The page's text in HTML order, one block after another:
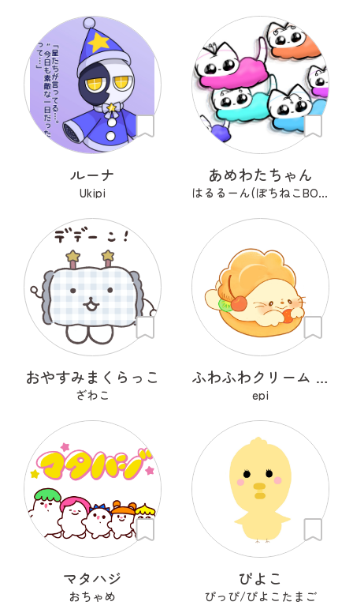
ルーナ
Ukipi
あめわたちゃん
はるるーん(ぽちねこBOOKS)
おやすみまくらっこ
ざわこ
ふわふわクリーム あざらシュー
epi
マタハジ
おちゃめ
ぴよこ
ぴっぴ/ぴよこたまご